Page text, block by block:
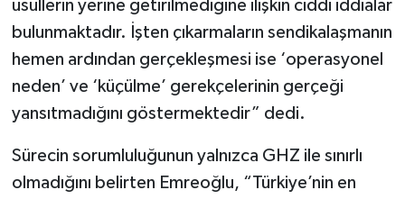
usullerin yerine getirilmediğine ilişkin ciddi iddialar
bulunmaktadır. İşten çıkarmaların sendikalaşmanın
hemen ardından gerçekleşmesi ise ‘operasyonel
neden’ ve ‘küçülme’ gerekçelerinin gerçeği
yansıtmadığını göstermektedir” dedi.
Sürecin sorumluluğunun yalnızca GHZ ile sınırlı
olmadığını belirten Emreoğlu, “Türkiye’nin en